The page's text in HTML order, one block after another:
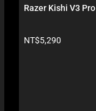
Razer Kishi V3 Pro
產品價格:
NT$5,290